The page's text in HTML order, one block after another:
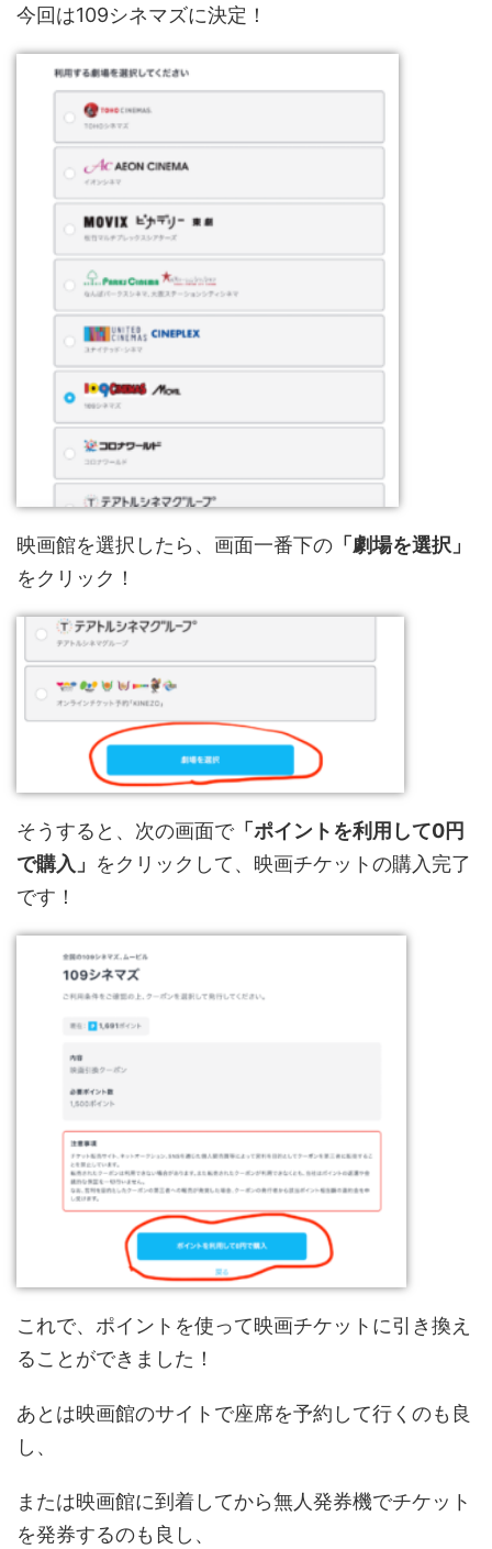
今回は109シネマズに決定！
映画館を選択したら、画面一番下の 「劇場を選択」
をクリック！
そうすると、次の画面で「ポイントを利用して0円
で購入」 をクリックして、映画チケットの購入完了
です！
これで、ポイントを使って映画チケットに引き換え
ることができました！
あとは映画館のサイトで座席を予約して行くのも良
し、
または映画館に到着してから無人発券機でチケット
を発券するのも良し、